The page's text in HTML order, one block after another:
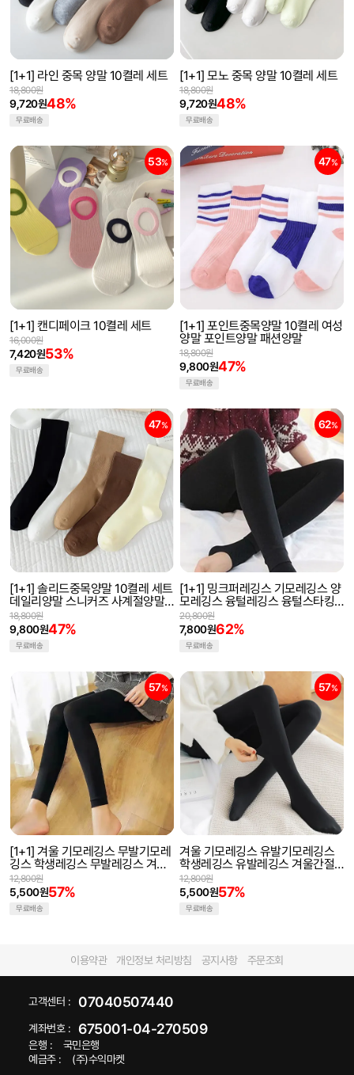
[1+1] 라인 중목 양말 10켤레 세트
9,720원48%
18,800원
무료배송
[1+1] 모노 중목 양말 10켤레 세트
9,720원48%
18,800원
무료배송
53%
[1+1] 캔디페이크 10켤레 세트
7,420원53%
16,000원
무료배송
47%
[1+1] 포인트중목양말 10켤레 여성
양말 포인트양말 패션양말
9,800원47%
18,800원
무료배송
47%
[1+1] 솔리드중목양말 10켤레 세트
데일리양말 스니커즈 사계절양말
발목양말 패션양말
9,800원47%
18,800원
무료배송
62%
[1+1] 밍크퍼레깅스 기모레깅스 양
모레깅스 융털레깅스 융털스타킹
겨울스타킹
7,800원62%
20,800원
무료배송
57%
[1+1] 겨울 기모레깅스 무발기모레
깅스 학생레깅스 무발레깅스 겨울
간절기 피치기모 겨울스타킹
5,500원57%
12,800원
무료배송
57%
겨울 기모레깅스 유발기모레깅스
학생레깅스 유발레깅스 겨울간절
기 피치기모 겨울스타킹
5,500원57%
12,800원
무료배송
이용약관 개인정보 처리방침 공지사항 주문조회
고객센터 : 07040507440
계좌번호 : 675001-04-270509
은행 :
국민은행
예금주 :
(주)수익마켓